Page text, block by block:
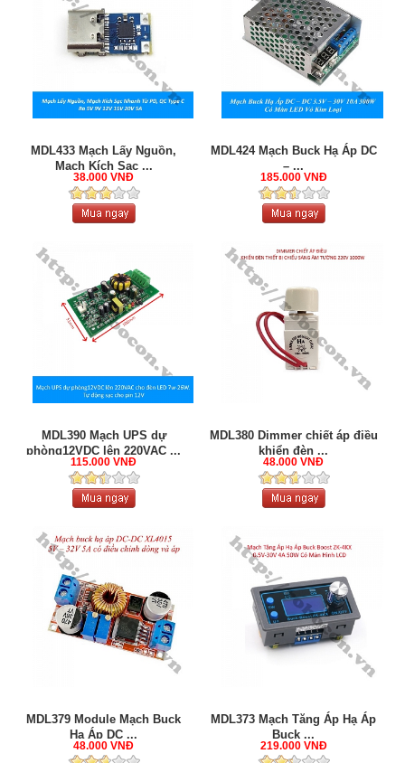
MDL433 Mạch Lấy Nguồn,
Mạch Kích Sạc ...
38.000 VNĐ
MDL424 Mạch Buck Hạ Áp DC
– ...
185.000 VNĐ
MDL390 Mạch UPS dự
phòng12VDC lên 220VAC ...
115.000 VNĐ
MDL380 Dimmer chiết áp điều
khiển đèn ...
48.000 VNĐ
MDL379 Module Mạch Buck
Hạ Áp DC ...
48.000 VNĐ
MDL373 Mạch Tăng Áp Hạ Áp
Buck ...
219.000 VNĐ